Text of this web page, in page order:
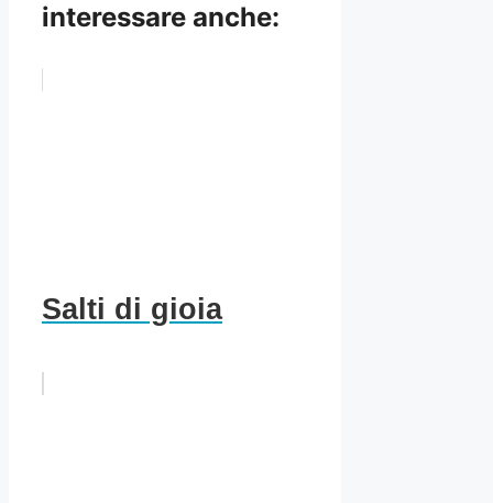
interessare anche:
Salti di gioia